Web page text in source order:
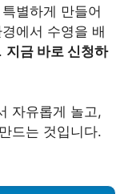
별하게 만들어
에서 수영을 배
지금 바로 신청하
자유롭게 놀고,
드는 것입니다.